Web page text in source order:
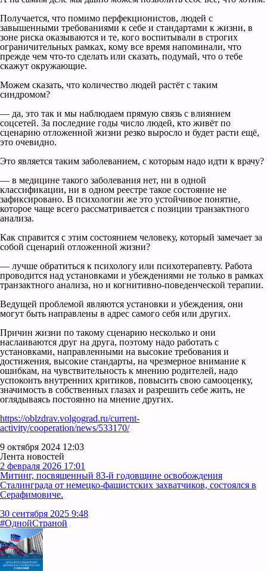
Получается, что помимо перфекционистов, людей с
завышенными требованиями к себе и стандартами к жизни, в
зоне риска оказываются и те, кого воспитывали в строгих
ограничительных рамках, кому все время напоминали, что
прежде чем что-то сделать или сказать, подумай, что о тебе
скажут окружающие.
Можем сказать, что количество людей растёт с таким
синдромом?
— да, это так и мы наблюдаем прямую связь с влиянием
соцсетей. За последние годы число людей, кто живёт по
сценарию отложенной жизни резко выросло и будет расти ещё,
это очевидно.
Это является таким заболеванием, с которым надо идти к врачу?
— в медицине такого заболевания нет, ни в одной
классификации, ни в одном реестре такое состояние не
зафиксировано. В психологии же это устойчивое понятие,
которое чаще всего рассматривается с позиции транзактного
анализа.
Как справится с этим состоянием человеку, который замечает за
собой сценарий отложенной жизни?
— лучше обратиться к психологу или психотерапевту. Работа
проводится над установками и убеждениями не только в рамках
транзактного анализа, но и когнитивно-поведенческой терапии.
Ведущей проблемой являются установки и убеждения, они
могут быть направлены в адрес самого себя или других.
Причин жизни по такому сценарию несколько и они
наслаиваются друг на друга, поэтому надо работать с
установками, направленными на высокие требования и
достижения, высокие стандарты, на чрезмерное внимание к
ошибкам, на чувствительность к мнению родителей, надо
успокоить внутренних критиков, повысить свою самооценку,
значимость в собственных глазах и разрешить себе жить, не
оглядываясь постоянно на мнение других.
https://oblzdrav.volgograd.ru/current-
activity/cooperation/news/533170/
9 октября 2024 12:03
Лента новостей
2 февраля 2026 17:01
Митинг, посвященный 83-й годовщине освобождения
Сталинграда от немецко-фашистских захватчиков, состоялся в
Серафимовиче.
30 сентября 2025 9:48
#ОднойСтраной